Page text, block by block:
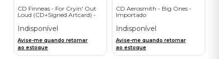
CD Finneas - For Cryin' Out
Loud (CD+Signed Artcard) -
Indisponível
Avise-me quando retornar
ao estoque
CD Aerosmith - Big Ones -
Importado
Indisponível
Avise-me quando retornar
ao estoque